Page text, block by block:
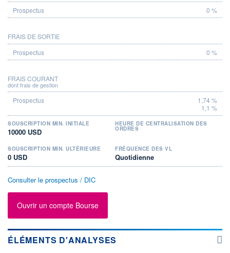
0 %
FRAIS DE SORTIE
0 %
FRAIS COURANT
dont frais de gestion
1,74 %
1,1 %
SOUSCRIPTION MIN. INITIALE
10000 USD
HEURE DE CENTRALISATION DES
ORDRES
SOUSCRIPTION MIN. ULTÉRIEURE
0 USD
FRÉQUENCE DES VL
Quotidienne
Consulter le prospectus / DIC
Ouvrir un compte Bourse
ÉLÉMENTS D'ANALYSES